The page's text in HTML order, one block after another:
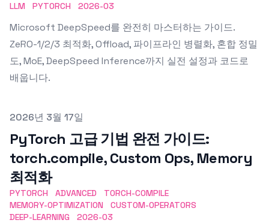
LLM
PYTORCH 2026-03
Microsoft DeepSpeed를 완전히 마스터하는 가이드.
ZeRO-1/2/3 최적화, Offload, 파이프라인 병렬화, 혼합 정밀
도, MoE, DeepSpeed Inference까지 실전 설정과 코드로
배웁니다.
Published on
2026년 3월 17일
PyTorch 고급 기법 완전 가이드:
torch.compile, Custom Ops, Memory
최적화
PYTORCH ADVANCED
TORCH-COMPILE
MEMORY-OPTIMIZATION
CUSTOM-OPERATORS
DEEP-LEARNING
2026-03